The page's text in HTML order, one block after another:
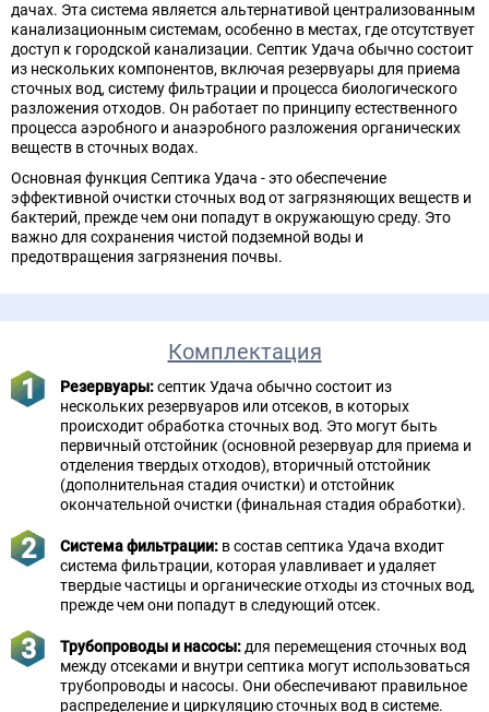
дачах. Эта система является альтернативой централизованным
канализационным системам, особенно в местах, где отсутствует
доступ к городской канализации. Септик Удача обычно состоит
из нескольких компонентов, включая резервуары для приема
сточных вод, систему фильтрации и процесса биологического
разложения отходов. Он работает по принципу естественного
процесса аэробного и анаэробного разложения органических
веществ в сточных водах.
Основная функция Септика Удача - это обеспечение
эффективной очистки сточных вод от загрязняющих веществ и
бактерий, прежде чем они попадут в окружающую среду. Это
важно для сохранения чистой подземной воды и
предотвращения загрязнения почвы.
Комплектация
Резервуары:септик Удача обычно состоит из
нескольких резервуаров или отсеков, в которых
происходит обработка сточных вод. Это могут быть
первичный отстойник (основной резервуар для приема и
отделения твердых отходов), вторичный отстойник
(дополнительная стадия очистки) и отстойник
окончательной очистки (финальная стадия обработки).
Система фильтрации: в состав септика Удача входит
система фильтрации, которая улавливает и удаляет
твердые частицы и органические отходы из сточных вод,
прежде чем они попадут в следующий отсек.
Трубопроводы и насосы: для перемещения сточных вод
между отсеками и внутри септика могут использоваться
трубопроводы и насосы. Они обеспечивают правильное
распределение и циркуляцию сточных вод в системе.